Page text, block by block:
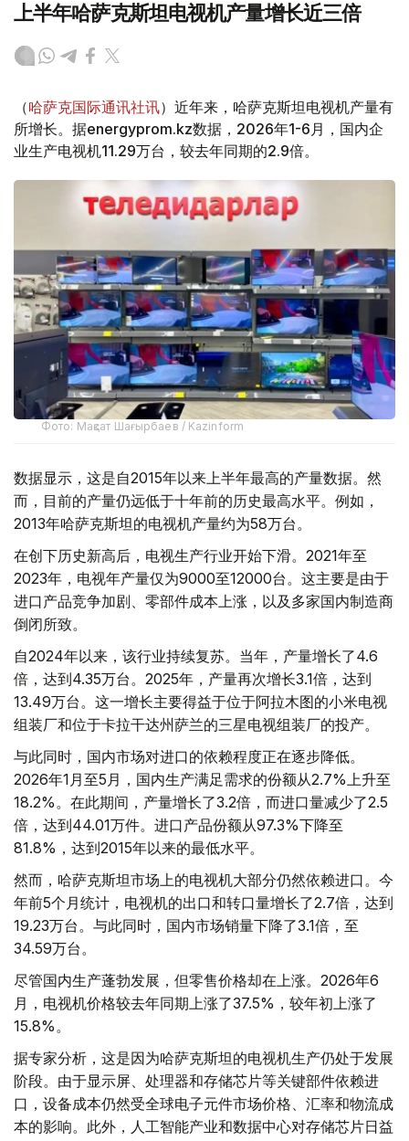
上半年哈萨克斯坦电视机产量增长近三倍
（哈萨克国际通讯社讯）近年来，哈萨克斯坦电视机产量有
所增长。据energyprom.kz数据，2026年1-6月，国内企
业生产电视机11.29万台，较去年同期的2.9倍。
Фото: Мақсат Шағырбаев / Kazinform
数据显示，这是自2015年以来上半年最高的产量数据。然
而，目前的产量仍远低于十年前的历史最高水平。例如，
2013年哈萨克斯坦的电视机产量约为58万台。
在创下历史新高后，电视生产行业开始下滑。2021年至
2023年，电视年产量仅为9000至12000台。这主要是由于
进口产品竞争加剧、零部件成本上涨，以及多家国内制造商
倒闭所致。
自2024年以来，该行业持续复苏。当年，产量增长了4.6
倍，达到4.35万台。2025年，产量再次增长3.1倍，达到
13.49万台。这一增长主要得益于位于阿拉木图的小米电视
组装厂和位于卡拉干达州萨兰的三星电视组装厂的投产。
与此同时，国内市场对进口的依赖程度正在逐步降低。
2026年1月至5月，国内生产满足需求的份额从2.7%上升至
18.2%。在此期间，产量增长了3.2倍，而进口量减少了2.5
倍，达到44.01万件。进口产品份额从97.3%下降至
81.8%，达到2015年以来的最低水平。
然而，哈萨克斯坦市场上的电视机大部分仍然依赖进口。今
年前5个月统计，电视机的出口和转口量增长了2.7倍，达到
19.23万台。与此同时，国内市场销量下降了3.1倍，至
34.59万台。
尽管国内生产蓬勃发展，但零售价格却在上涨。2026年6
月，电视机价格较去年同期上涨了37.5%，较年初上涨了
15.8%。
据专家分析，这是因为哈萨克斯坦的电视机生产仍处于发展
阶段。由于显示屏、处理器和存储芯片等关键部件依赖进
口，设备成本仍然受全球电子元件市场价格、汇率和物流成
本的影响。此外，人工智能产业和数据中心对存储芯片日益